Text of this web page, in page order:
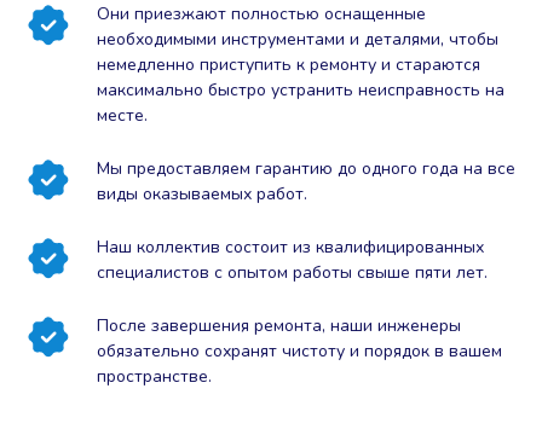
Они приезжают полностью оснащенные
необходимыми инструментами и деталями, чтобы
немедленно приступить к ремонту и стараются
максимально быстро устранить неисправность на
месте.
Мы предоставляем гарантию до одного года на все
виды оказываемых работ.
Наш коллектив состоит из квалифицированных
специалистов с опытом работы свыше пяти лет.
После завершения ремонта, наши инженеры
обязательно сохранят чистоту и порядок в вашем
пространстве.